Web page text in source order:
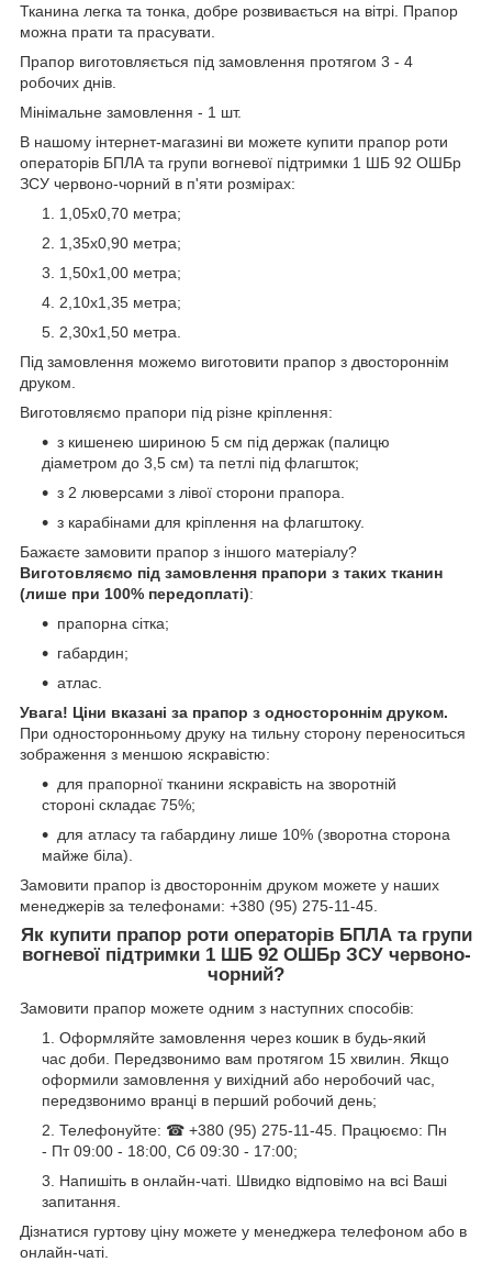
Тканина легка та тонка, добре розвивається на вітрі. Прапор
можна прати та прасувати.
Прапор виготовляється під замовлення протягом 3 - 4
робочих днів.
Мінімальне замовлення - 1 шт.
В нашому інтернет-магазині ви можете купити прапор роти
операторів БПЛА та групи вогневої підтримки 1 ШБ 92 ОШБр
ЗСУ червоно-чорний в п'яти розмірах:
1,05х0,70 метра;
1,35х0,90 метра;
1,50х1,00 метра;
2,10х1,35 метра;
2,30х1,50 метра.
Під замовлення можемо виготовити прапор з двостороннім
друком.
Виготовляємо прапори під різне кріплення:
з кишенею шириною 5 см під держак (палицю
діаметром до 3,5 см) та петлі під флагшток;
з 2 люверсами з лівої сторони прапора.
з карабінами для кріплення на флагштоку.
Бажаєте замовити прапор з іншого матеріалу?
Виготовляємо під замовлення прапори з таких тканин
(лише при 100% передоплаті):
прапорна сітка;
габардин;
атлас.
Увага! Ціни вказані за прапор з одностороннім друком.
При односторонньому друку на тильну сторону переноситься
зображення з меншою яскравістю:
для прапорної тканини яскравість на зворотній
стороні складає 75%;
для атласу та габардину лише 10% (зворотна сторона
майже біла).
Замовити прапор із двостороннім друком можете у наших
менеджерів за телефонами: +380 (95) 275-11-45.
Як купити прапор роти операторів БПЛА та групи
вогневої підтримки 1 ШБ 92 ОШБр ЗСУ червоно-
чорний?
Замовити прапор можете одним з наступних способів:
Оформляйте замовлення через кошик в будь-який
час доби. Передзвонимо вам протягом 15 хвилин. Якщо
оформили замовлення у вихідний або неробочий час,
передзвонимо вранці в перший робочий день;
Телефонуйте: ☎ +380 (95) 275-11-45. Працюємо: Пн
- Пт 09:00 - 18:00, Сб 09:30 - 17:00;
Напишіть в онлайн-чаті. Швидко відповімо на всі Ваші
запитання.
Дізнатися гуртову ціну можете у менеджера телефоном або в
онлайн-чаті.